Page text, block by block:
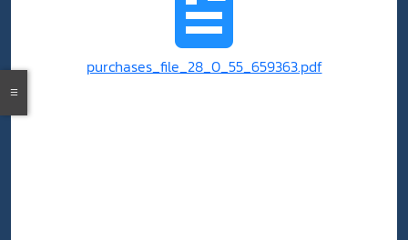
purchases_file_28_0_55_659363.pdf